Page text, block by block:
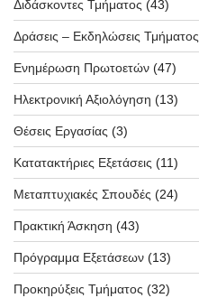
Διδάσκοντες Τμήματος (43)
Δράσεις – Εκδηλώσεις Τμήματος
Ενημέρωση Πρωτοετών (47)
Ηλεκτρονική Αξιολόγηση (13)
Θέσεις Εργασίας (3)
Κατατακτήριες Εξετάσεις (11)
Μεταπτυχιακές Σπουδές (24)
Πρακτική Άσκηση (43)
Πρόγραμμα Εξετάσεων (13)
Προκηρύξεις Τμήματος (32)